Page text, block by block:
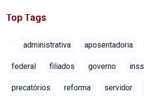
Top Tags
administrativa aposentadoria
federal filiados governo inss
precatórios reforma servidor